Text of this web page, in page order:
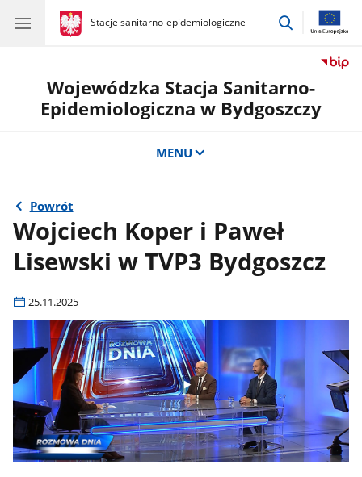
gov.pl
Stacje sanitarno-epidemiologiczne
gov.pl
Stacje
przejdź
Wojewódzka Stacja Sanitarno-
Epidemiologiczna w Bydgoszczy
MENU
Powrót
Wojciech Koper i Paweł
Lisewski w TVP3 Bydgoszcz
25.11.2025